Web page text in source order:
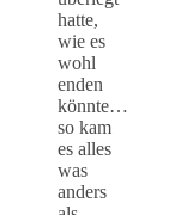
hatte,
wie es
wohl
enden
könnte…
so kam
es alles
was
anders